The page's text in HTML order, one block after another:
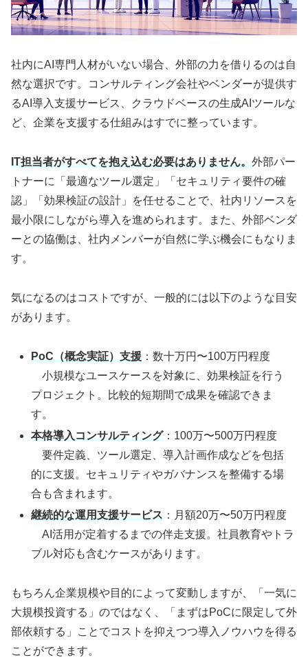
社内にAI専門人材がいない場合、外部の力を借りるのは自
然な選択です。コンサルティング会社やベンダーが提供す
るAI導入支援サービス、クラウドベースの生成AIツールな
ど、企業を支援する仕組みはすでに整っています。
IT担当者がすべてを抱え込む必要はありません。 外部パー
トナーに「最適なツール選定」「セキュリティ要件の確
認」「効果検証の設計」を任せることで、社内リソースを
最小限にしながら導入を進められます。また、外部ベンダ
ーとの協働は、社内メンバーが自然に学ぶ機会にもなりま
す。
気になるのはコストですが、一般的には以下のような目安
があります。
PoC（概念実証）支援 ：数十万円〜100万円程度
小規模なユースケースを対象に、効果検証を行う
プロジェクト。比較的短期間で成果を確認できま
す。
本格導入コンサルティング：100万〜500万円程度
要件定義、ツール選定、導入計画作成などを包括
的に支援。セキュリティやガバナンスを整備する場
合も含まれます。
継続的な運用支援サービス ：月額20万〜50万円程度
AI活用が定着するまでの伴走支援。社員教育やトラ
ブル対応も含むケースがあります。
もちろん企業規模や目的によって変動しますが、「一気に
大規模投資する」のではなく、「まずはPoCに限定して外
部依頼する」ことでコストを抑えつつ導入ノウハウを得る
ことができます。